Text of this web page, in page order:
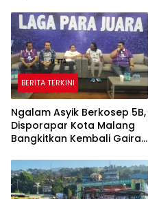
BERITA TERKINI
Ngalam Asyik Berkosep 5B,
Disporapar Kota Malang
Bangkitkan Kembali Gairah